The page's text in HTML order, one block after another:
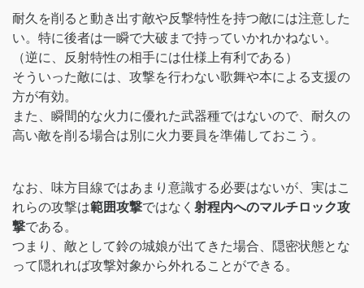
耐久を削ると動き出す敵や反撃特性を持つ敵には注意した
い。特に後者は一瞬で大破まで持っていかれかねない。
（逆に、反射特性の相手には仕様上有利である）
そういった敵には、攻撃を行わない歌舞や本による支援の
方が有効。
また、瞬間的な火力に優れた武器種ではないので、耐久の
高い敵を削る場合は別に火力要員を準備しておこう。
なお、味方目線ではあまり意識する必要はないが、実はこ
れらの攻撃は範囲攻撃ではなく 射程内へのマルチロック攻
撃である。
つまり、敵として鈴の城娘が出てきた場合、隠密状態とな
って隠れれば攻撃対象から外れることができる。